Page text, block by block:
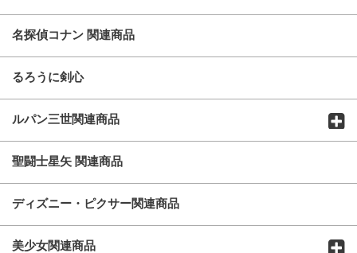
名探偵コナン 関連商品
るろうに剣心
ルパン三世関連商品
聖闘士星矢 関連商品
ディズニー・ピクサー関連商品
美少女関連商品